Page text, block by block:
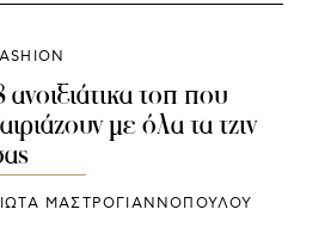
ανοιξιάτικα τοπ που
με όλα τα τζιν
ΜΑΣΤΡΟΓΙΑΝΝΟΠΟΥΛΟΥ